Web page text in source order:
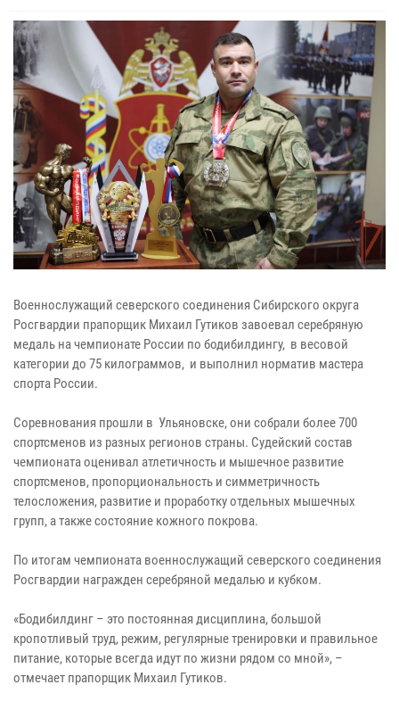
Военнослужащий северского соединения Сибирского округа
Росгвардии прапорщик Михаил Гутиков завоевал серебряную
медаль на чемпионате России по бодибилдингу, в весовой
категории до 75 килограммов, и выполнил норматив мастера
спорта России.
Соревнования прошли в Ульяновске, они собрали более 700
спортсменов из разных регионов страны. Судейский состав
чемпионата оценивал атлетичность и мышечное развитие
спортсменов, пропорциональность и симметричность
телосложения, развитие и проработку отдельных мышечных
групп, а также состояние кожного покрова.
По итогам чемпионата военнослужащий северского соединения
Росгвардии награжден серебряной медалью и кубком.
«Бодибилдинг – это постоянная дисциплина, большой
кропотливый труд, режим, регулярные тренировки и правильное
питание, которые всегда идут по жизни рядом со мной», –
отмечает прапорщик Михаил Гутиков.